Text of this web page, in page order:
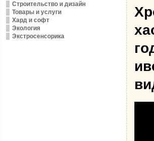
Строительство и дизайн
Товары и услуги
Хард и софт
Экология
Экстросенсорика